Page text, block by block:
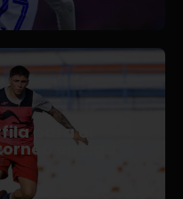
para el
en Liga